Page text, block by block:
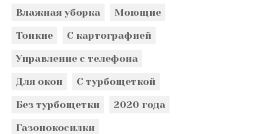
Влажная уборка
Моющие
Тонкие
С картографией
Управление с телефона
Для окон
С турбощеткой
Без турбощетки
2020 года
Газонокосилки